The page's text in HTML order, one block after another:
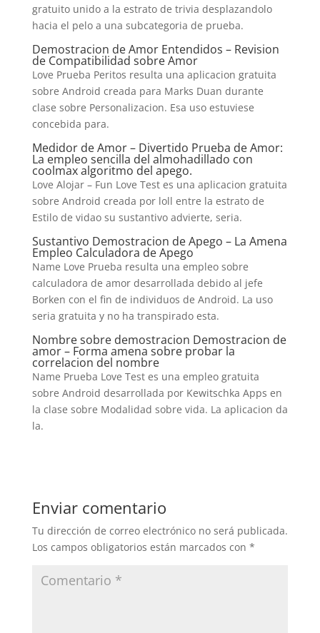
gratuito unido a la estrato de trivia desplazandolo
hacia el pelo a una subcategoria de prueba.
Demostracion de Amor Entendidos – Revision
de Compatibilidad sobre Amor
Love Prueba Peritos resulta una aplicacion gratuita
sobre Android creada para Marks Duan durante
clase sobre Personalizacion. Esa uso estuviese
concebida para.
Medidor de Amor – Divertido Prueba de Amor:
La empleo sencilla del almohadillado con
coolmax algoritmo del apego.
Love Alojar – Fun Love Test es una aplicacion gratuita
sobre Android creada por loll entre la estrato de
Estilo de vidao su sustantivo advierte, seri­a.
Sustantivo Demostracion de Apego – La Amena
Empleo Calculadora de Apego
Name Love Prueba resulta una empleo sobre
calculadora de amor desarrollada debido al jefe
Borken con el fin de individuos de Android. La uso
seri­a gratuita y no ha transpirado esta.
Nombre sobre demostracion Demostracion de
amor – Forma amena sobre probar la
correlacion del nombre
Name Prueba Love Test es una empleo gratuita
sobre Android desarrollada por Kewitschka Apps en
la clase sobre Modalidad sobre vida. La aplicacion da
la.
Enviar comentario
Tu dirección de correo electrónico no será publicada.
Los campos obligatorios están marcados con *